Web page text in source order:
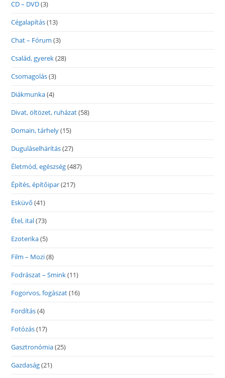
CD – DVD(3)
Cégalapítás(13)
Chat – Fórum (3)
Család, gyerek(28)
Csomagolás(3)
Diákmunka(4)
Divat, öltözet, ruházat(58)
Domain, tárhely(15)
Duguláselhárítás(27)
Életmód, egészség(487)
Építés, építőipar(217)
Esküvő (41)
Étel, ital(73)
Ezoterika(5)
Film – Mozi(8)
Fodrászat – Smink(11)
Fogorvos, fogászat(16)
Fordítás(4)
Fotózás(17)
Gasztronómia(25)
Gazdaság(21)